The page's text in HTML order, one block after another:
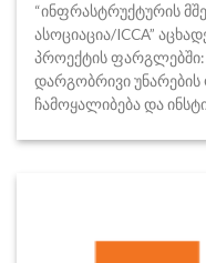
“ინფრასტრუქტურის
ასოციაცია/ICCA”
პროექტის ფარგლებში:
დარგობრივი უნარების
ჩამოყალიბება და